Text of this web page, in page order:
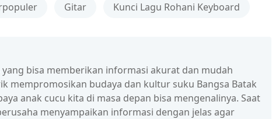
Gitar Kunci Lagu Rohani Keyboard
yang bisa memberikan informasi akurat dan mudah
mempromosikan budaya dan kultur suku Bangsa Batak
anak cucu kita di masa depan bisa mengenalinya. Saat
menyampaikan informasi dengan jelas agar